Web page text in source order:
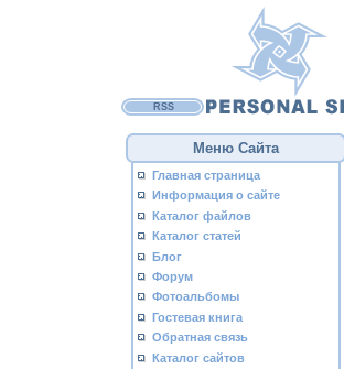
RSS
Меню Сайта
Главная страница
Информация о сайте
Каталог файлов
Каталог статей
Блог
Форум
Фотоальбомы
Гостевая книга
Обратная связь
Каталог сайтов